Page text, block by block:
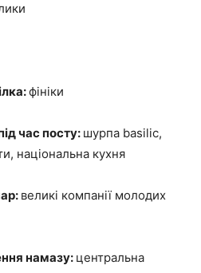
фініки
час посту: шурпа basilic,
національна кухня
великі компанії молодих
намазу: центральна